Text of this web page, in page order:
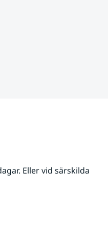
Eller vid särskilda